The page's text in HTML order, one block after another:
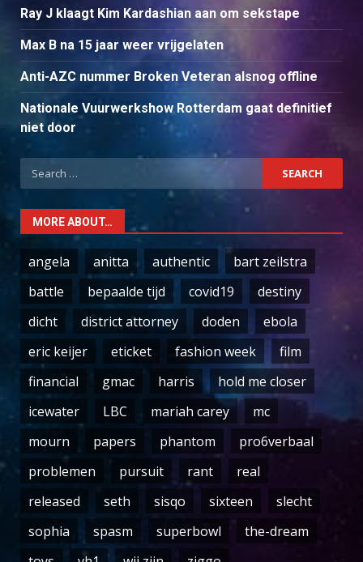
Ray J klaagt Kim Kardashian aan om sekstape
Max B na 15 jaar weer vrijgelaten
Anti-AZC nummer Broken Veteran alsnog offline
Nationale Vuurwerkshow Rotterdam gaat definitief
niet door
Search
for:
MORE ABOUT…
angela anitta authentic
bart zeilstra
battle
bepaalde tijd covid19
destiny
dicht
district attorney doden
ebola
eric keijer
eticket fashion week
film
financial
gmac harris
hold me closer
icewater
LBC mariah carey
mc
mourn
papers phantom
pro6verbaal
problemen
pursuit rant
real
released
seth sisqo sixteen
slecht
sophia
spasm superbowl
the-dream